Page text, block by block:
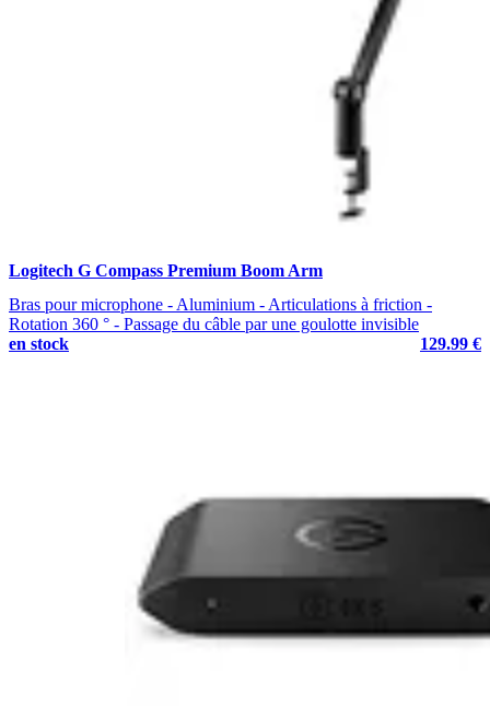
Logitech G Compass Premium Boom Arm
Bras pour microphone - Aluminium - Articulations à friction -
Rotation 360 ° - Passage du câble par une goulotte invisible
en stock
129.99 €